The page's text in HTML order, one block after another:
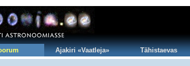
Ajakiri «Vaatleja» Tähistaevas